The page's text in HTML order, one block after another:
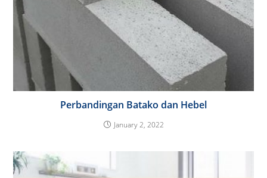
Perbandingan Batako dan Hebel
January 2, 2022